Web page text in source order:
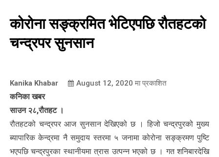
कोरोना सङ्क्रमित भेटिएपछि रौतहटको
चन्द्रपर सुनसान
Kanika Khabar August 12, 2020 मा प्रकाशित
कनिका खबर
साउन २८,रौतहट ।
रौतहटको चन्द्रपर आज सुनसान देखिएको छ । हिजो चन्द्रपुरको मुख्य
ब्यापारिक केन्द्रमा नै समुदाय स्तरमा ५ जनामा कोरोना सङ्क्रमण पुष्टि
भएपछि चन्द्रपुरका स्थानीयमा त्रास उत्पन्न भएको छ । गत शनिबारदेखि